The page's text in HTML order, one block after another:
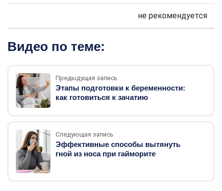
не рекомендуется
Видео по теме:
Предыдущая запись
Этапы подготовки к беременности:
как готовиться к зачатию
Следующая запись
Эффективные способы вытянуть
гной из носа при гайморите